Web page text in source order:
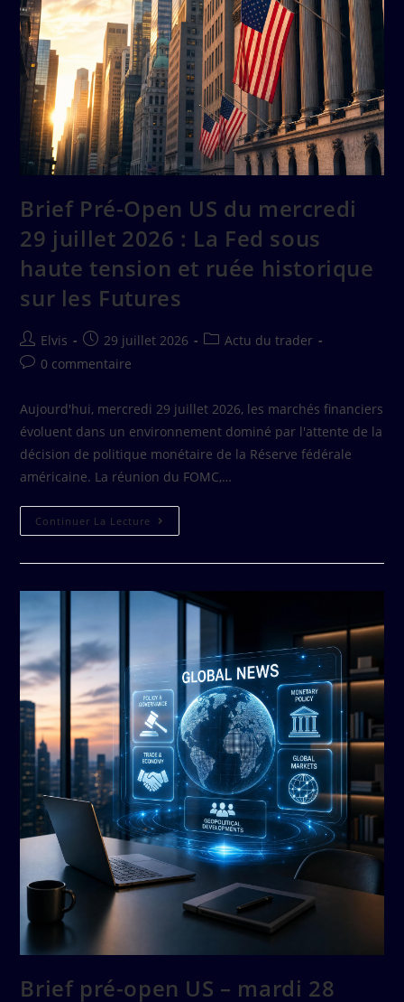
Brief Pré-Open US du mercredi
29 juillet 2026 : La Fed sous
haute tension et ruée historique
sur les Futures
Elvis 29 juillet 2026
Actu du trader
0 commentaire
Aujourd'hui, mercredi 29 juillet 2026, les marchés financiers
évoluent dans un environnement dominé par l'attente de la
décision de politique monétaire de la Réserve fédérale
américaine. La réunion du FOMC,…
Continuer La Lecture
Brief pré-open US – mardi 28